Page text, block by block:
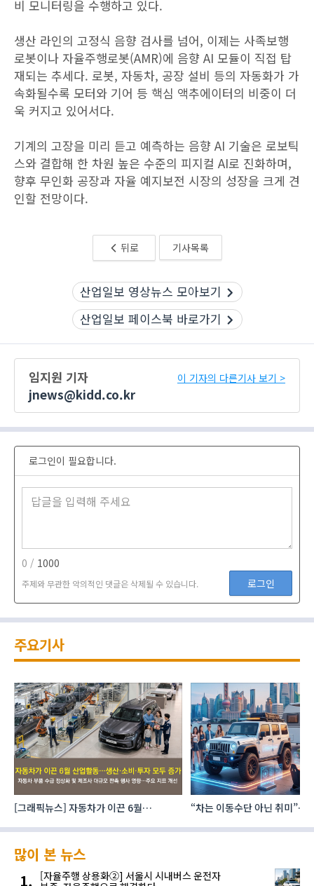
비 모니터링을 수행하고 있다.
생산 라인의 고정식 음향 검사를 넘어, 이제는 사족보행
로봇이나 자율주행로봇(AMR)에 음향 AI 모듈이 직접 탑
재되는 추세다. 로봇, 자동차, 공장 설비 등의 자동화가 가
속화될수록 모터와 기어 등 핵심 액추에이터의 비중이 더
욱 커지고 있어서다.
기계의 고장을 미리 듣고 예측하는 음향 AI 기술은 로보틱
스와 결합해 한 차원 높은 수준의 피지컬 AI로 진화하며,
향후 무인화 공장과 자율 예지보전 시장의 성장을 크게 견
인할 전망이다.
뒤로 기사목록
산업일보 영상뉴스 모아보기
산업일보 페이스북 바로가기
임지원 기자
jnews@kidd.co.kr
이 기자의 다른기사 보기 >
로그인이 필요합니다.
0 / 1000
주제와 무관한 악의적인 댓글은 삭제될 수 있습니다. 로그인
주요기사
[그래픽뉴스] 자동차가 이끈 6월
“차는 이동수단 아닌 취미”…
많이 본 뉴스
[자율주행 상용화②] 서울시 시내버스 운전자